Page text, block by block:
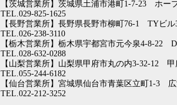
【茨城営業所】茨城県土浦市港町1-7-23 ホー
TEL.029-825-1625
【長野営業所】長野県長野市柳町76-1 TYビル
TEL.026-238-3110
【栃木営業所】栃木県宇都宮市元今泉4-8-22
TEL.028-632-0288
【山梨営業所】山梨県甲府市丸の内3-32-12
TEL.055-244-6182
【仙台営業所】宮城県仙台市青葉区立町1-3
TEL.022-212-3252